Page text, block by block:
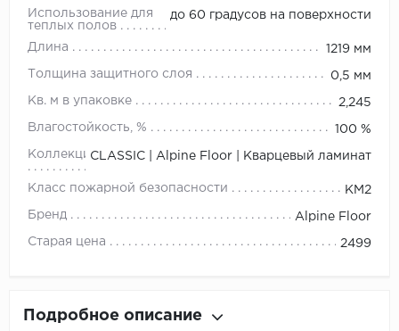
Использование для
теплых полов
до 60 градусов на поверхности
Длина 1219 мм
Толщина защитного слоя 0,5 мм
Кв. м в упаковке 2,245
Влагостойкость, % 100 %
КоллекцияCLASSIC | Alpine Floor | Кварцевый ламинат
Класс пожарной безопасности КМ2
Бренд Alpine Floor
Старая цена 2499
Подробное описание